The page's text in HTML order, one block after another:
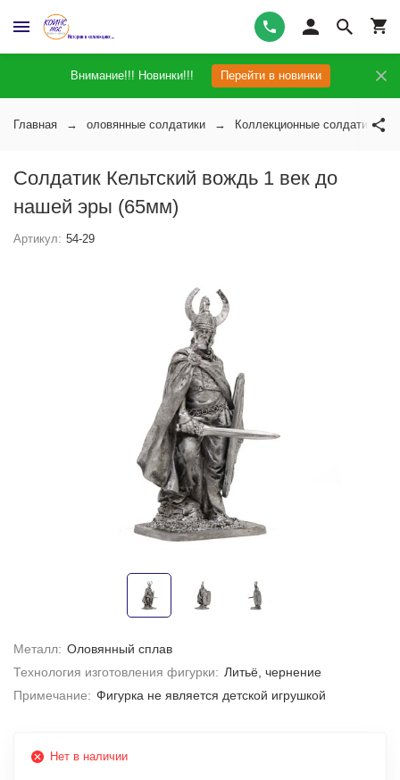
Внимание!!! Новинки!!! Перейти в новинки
Главная оловянные солдатики Коллекционные солдатики
Солдатик Кельтский вождь 1 век до
нашей эры (65мм)
Артикул: 54-29
Металл: Оловянный сплав
Технология изготовления фигурки: Литьё, чернение
Примечание: Фигурка не является детской игрушкой
Нет в наличии